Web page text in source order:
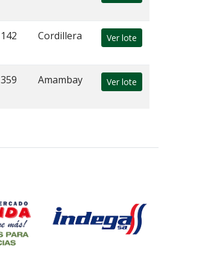
142 Cordillera Ver lote
359 Amambay Ver lote